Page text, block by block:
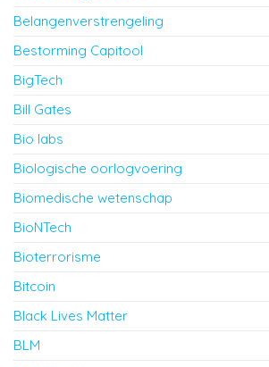
Belangenverstrengeling
Bestorming Capitool
BigTech
Bill Gates
Bio labs
Biologische oorlogvoering
Biomedische wetenschap
BioNTech
Bioterrorisme
Bitcoin
Black Lives Matter
BLM